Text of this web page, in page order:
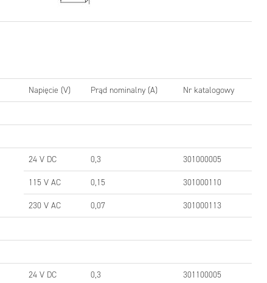
Napięcie (V) Prąd nominalny (A) Nr katalogowy
24 V DC 0,3 301000005
115 V AC 0,15 301000110
230 V AC 0,07 301000113
24 V DC 0,3 301100005